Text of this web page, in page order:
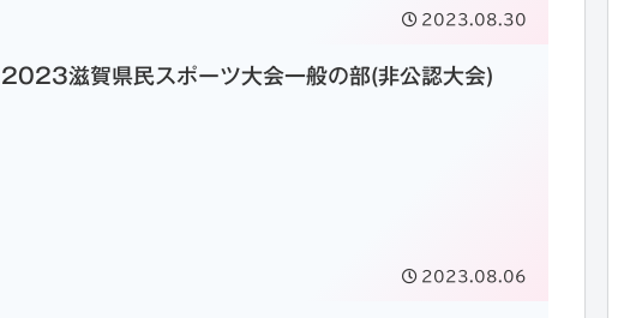
2023.08.30
2023滋賀県民スポーツ大会一般の部(非公認大会)
2023.08.06